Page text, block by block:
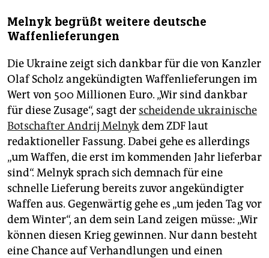
Melnyk begrüßt weitere deutsche
Waffenlieferungen
Die Ukraine zeigt sich dankbar für die von Kanzler
Olaf Scholz angekündigten Waffenlieferungen im
Wert von 500 Millionen Euro. „Wir sind dankbar
für diese Zusage“, sagt der scheidende ukrainische
Botschafter Andrij Melnykdem ZDF laut
redaktioneller Fassung. Dabei gehe es allerdings
„um Waffen, die erst im kommenden Jahr lieferbar
sind“. Melnyk sprach sich demnach für eine
schnelle Lieferung bereits zuvor angekündigter
Waffen aus. Gegenwärtig gehe es „um jeden Tag vor
dem Winter“, an dem sein Land zeigen müsse: „Wir
können diesen Krieg gewinnen. Nur dann besteht
eine Chance auf Verhandlungen und einen